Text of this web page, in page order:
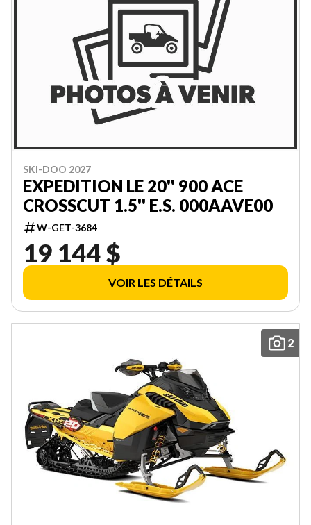
SKI-DOO 2027
EXPEDITION LE 20'' 900 ACE
CROSSCUT 1.5'' E.S. 000AAVE00
W-GET-3684
19 144 $
VOIR LES DÉTAILS
2